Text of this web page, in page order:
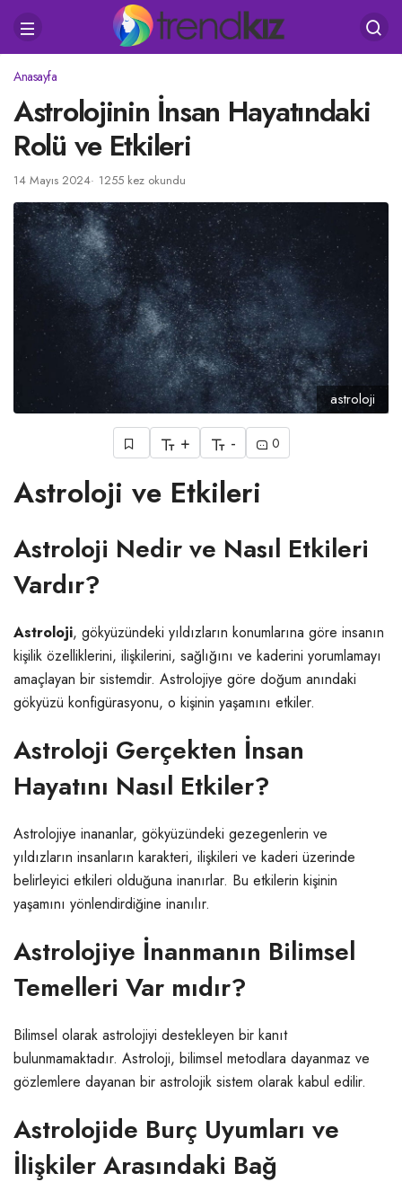
Anasayfa
Astrolojinin İnsan Hayatındaki
Rolü ve Etkileri
14 Mayıs 2024 1255 kez okundu
astroloji
+ - 0
Astroloji ve Etkileri
Astroloji Nedir ve Nasıl Etkileri
Vardır?
Astroloji, gökyüzündeki yıldızların konumlarına göre insanın
kişilik özelliklerini, ilişkilerini, sağlığını ve kaderini yorumlamayı
amaçlayan bir sistemdir. Astrolojiye göre doğum anındaki
gökyüzü konfigürasyonu, o kişinin yaşamını etkiler.
Astroloji Gerçekten İnsan
Hayatını Nasıl Etkiler?
Astrolojiye inananlar, gökyüzündeki gezegenlerin ve
yıldızların insanların karakteri, ilişkileri ve kaderi üzerinde
belirleyici etkileri olduğuna inanırlar. Bu etkilerin kişinin
yaşamını yönlendirdiğine inanılır.
Astrolojiye İnanmanın Bilimsel
Temelleri Var mıdır?
Bilimsel olarak astrolojiyi destekleyen bir kanıt
bulunmamaktadır. Astroloji, bilimsel metodlara dayanmaz ve
gözlemlere dayanan bir astrolojik sistem olarak kabul edilir.
Astrolojide Burç Uyumları ve
İlişkiler Arasındaki Bağ